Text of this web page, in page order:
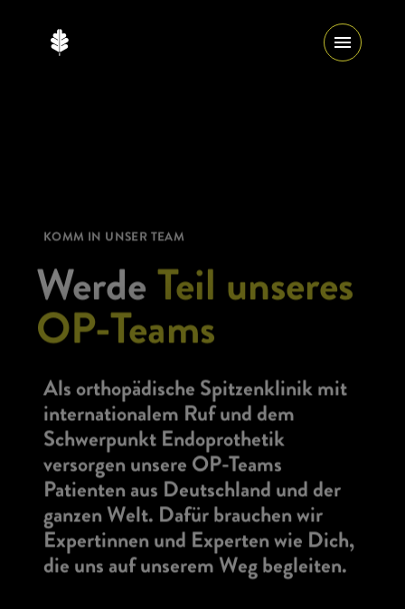
KOMM IN UNSER TEAM
Werde Teil unseres
OP-Teams
Als orthopädische Spitzenklinik mit
internationalem Ruf und dem
Schwerpunkt Endoprothetik
versorgen unsere OP-Teams
Patienten aus Deutschland und der
ganzen Welt. Dafür brauchen wir
Expertinnen und Experten wie Dich,
die uns auf unserem Weg begleiten.